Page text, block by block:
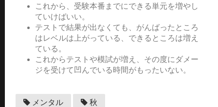
これから、受験本番までにできる単元を増やし
ていけばいい。
テストで結果が出なくても、がんばったところ
はレベルは上がっている、できるところは増え
ている。
これからテストや模試が増え、その度にダメー
ジを受けて凹んでいる時間がもったいない。
メンタル 秋